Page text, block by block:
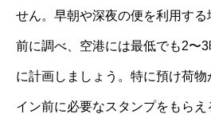
せん。早朝や深夜の便を利用す
前に調べ、空港には最低でも2〜
に計画しましょう。特に預け荷
イン前に必要なスタンプをもら